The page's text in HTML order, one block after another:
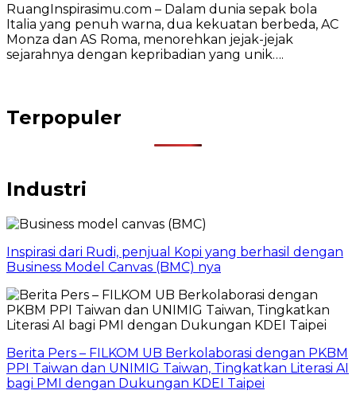
RuangInspirasimu.com – Dalam dunia sepak bola
Italia yang penuh warna, dua kekuatan berbeda, AC
Monza dan AS Roma, menorehkan jejak-jejak
sejarahnya dengan kepribadian yang unik….
Terpopuler
Industri
Inspirasi dari Rudi, penjual Kopi yang berhasil dengan
Business Model Canvas (BMC) nya
Berita Pers – FILKOM UB Berkolaborasi dengan PKBM
PPI Taiwan dan UNIMIG Taiwan, Tingkatkan Literasi AI
bagi PMI dengan Dukungan KDEI Taipei